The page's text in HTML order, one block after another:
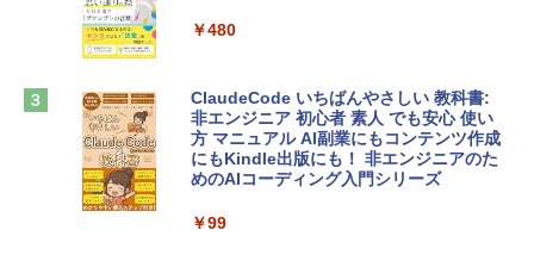
tomtoc 360°保護 15.6 16インチ パソコ
￥2,952
Apple 2026 MacBook Air M5チップ搭載
igence、13.6インチLiquid Retinaディ
Robloxギフトカード - 2,000 Robux 【限
定バーチャルアイテムを含む】 【オンラ
インゲームコード】 ロブロックス | オン
ラインコード版
￥3,200
￥480
ClaudeCode いちばんやさしい 教科書:
非エンジニア 初心者 素人 でも安心 使い
方 マニュアル AI副業にもコンテンツ作成
にもKindle出版にも！ 非エンジニアのた
めのAIコーディング入門シリーズ
￥99